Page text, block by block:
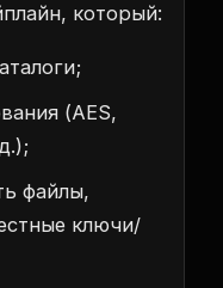
который:
(AES,
файлы,
ключи/